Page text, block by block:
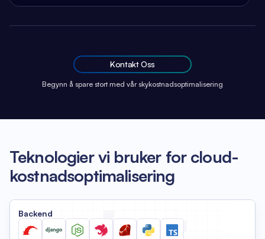
Kontakt Oss
Begynn å spare stort med vår skykostnadsoptimalisering
Teknologier vi bruker for cloud-
kostnadsoptimalisering
Backend